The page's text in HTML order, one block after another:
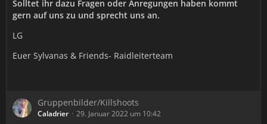
Solltet ihr dazu Fragen oder Anregungen haben kommt
gern auf uns zu und sprecht uns an.
LG
Euer Sylvanas & Friends- Raidleiterteam
Gruppenbilder/Killshoots
Caladrier 29. Januar 2022 um 10:42